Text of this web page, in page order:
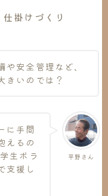
掛けづくり
安全管理など、
きいのでは？
平野さん
に手間
えるの
生ボラ
支援し